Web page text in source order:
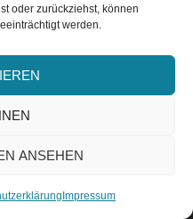
oder zurückziehst, können
werden.
ANSEHEN
Impressum